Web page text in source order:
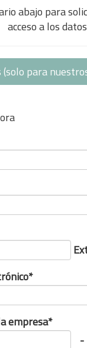
abajo para
acceso a los
para
empresa*
-